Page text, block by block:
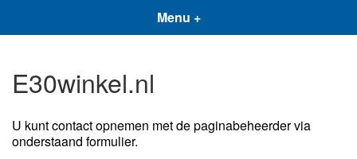
Menu +
E30winkel.nl
U kunt contact opnemen met de paginabeheerder via
onderstaand formulier.